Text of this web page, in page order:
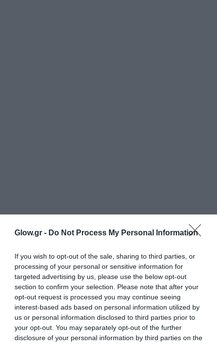
Glow.gr - Do Not Process My Personal Information
If you wish to opt-out of the sale, sharing to third parties, or
processing of your personal or sensitive information for
targeted advertising by us, please use the below opt-out
section to confirm your selection. Please note that after your
opt-out request is processed you may continue seeing
interest-based ads based on personal information utilized by
us or personal information disclosed to third parties prior to
your opt-out. You may separately opt-out of the further
disclosure of your personal information by third parties on the